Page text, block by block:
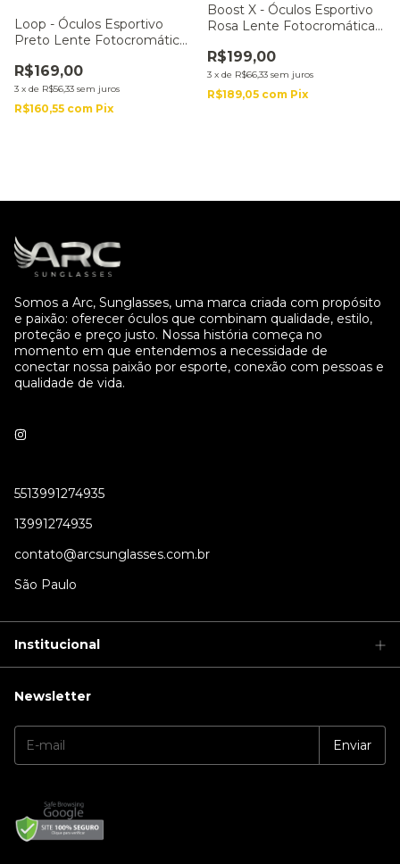
Loop - Óculos Esportivo
Preto Lente Fotocromática
R$169,00
3 x de R$56,33 sem juros
R$160,55 com Pix
Boost X - Óculos Esportivo
Rosa Lente Fotocromática
R$199,00
3 x de R$66,33 sem juros
R$189,05 com Pix
Somos a Arc, Sunglasses, uma marca criada com propósito
e paixão: oferecer óculos que combinam qualidade, estilo,
proteção e preço justo. Nossa história começa no
momento em que entendemos a necessidade de
conectar nossa paixão por esporte, conexão com pessoas e
qualidade de vida.
5513991274935
13991274935
contato@arcsunglasses.com.br
São Paulo
Institucional
Newsletter